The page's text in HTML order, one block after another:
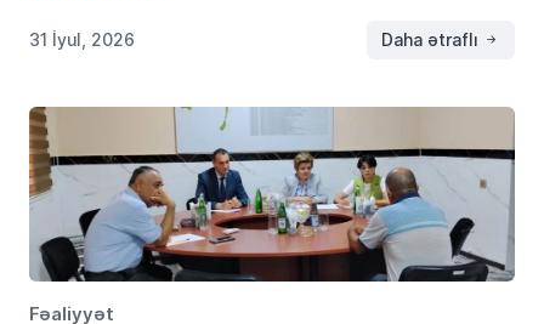
31 İyul, 2026 Daha ətraflı
Fəaliyyət